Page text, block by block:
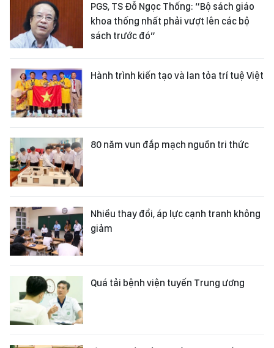
PGS, TS Đỗ Ngọc Thống: “Bộ sách giáo
khoa thống nhất phải vượt lên các bộ
sách trước đó”
Hành trình kiến tạo và lan tỏa trí tuệ Việt
80 năm vun đắp mạch nguồn tri thức
Nhiều thay đổi, áp lực cạnh tranh không
giảm
Quá tải bệnh viện tuyến Trung ương